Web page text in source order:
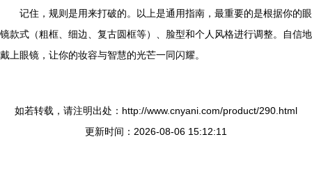
记住，规则是用来打破的。以上是通用指南，最重要的是根据你的眼
镜款式（粗框、细边、复古圆框等）、脸型和个人风格进行调整。自信地
戴上眼镜，让你的妆容与智慧的光芒一同闪耀。
如若转载，请注明出处：http://www.cnyani.com/product/290.html
更新时间：2026-08-06 15:12:11